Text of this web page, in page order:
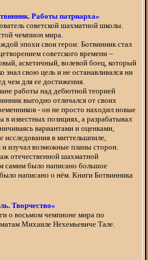
Работы патриарха»
советской шахматной школы.
чемпион мира.
эпохи свои герои: Ботвинник стал
советского времени –
аскетичный, волевой боец, который
знал свою цель и не останавливался ни
чем для ее достижения.
работы над дебютной теорией
выгодно отличался от своих
- он не просто находил новые
в известных позициях, а разрабатывал
вариантами и оценками,
в миттельшпиле,
и изучал возможные планы сторон.
отечественной шахматной
самим было написано большое
написано о нём. Книги Ботвинника
Творчество»
о восьмом чемпионе мира по
Михаиле Нехемьевиче Тале.